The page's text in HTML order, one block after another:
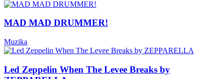
MAD MAD DRUMMER!
Muzika
Led Zeppelin When The Levee Breaks by